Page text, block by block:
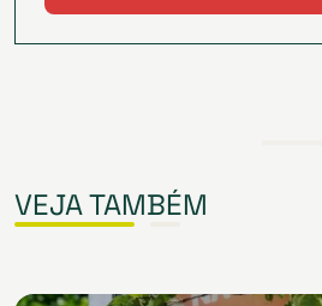
VEJA TAMBÉM